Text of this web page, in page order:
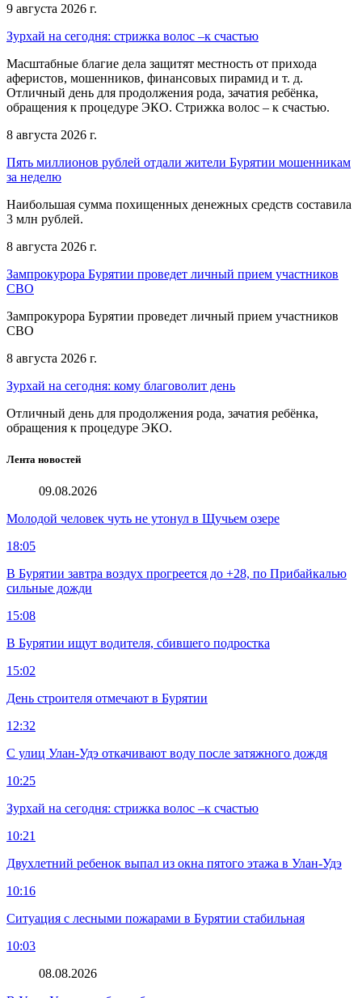
9 августа 2026 г.
Зурхай на сегодня: стрижка волос –к счастью
Масштабные благие дела защитят местность от прихода
аферистов, мошенников, финансовых пирамид и т. д.
Отличный день для продолжения рода, зачатия ребёнка,
обращения к процедуре ЭКО. Стрижка волос – к счастью.
8 августа 2026 г.
Пять миллионов рублей отдали жители Бурятии мошенникам
за неделю
Наибольшая сумма похищенных денежных средств составила
3 млн рублей.
8 августа 2026 г.
Зампрокурора Бурятии проведет личный прием участников
СВО
Зампрокурора Бурятии проведет личный прием участников
СВО
8 августа 2026 г.
Зурхай на сегодня: кому благоволит день
Отличный день для продолжения рода, зачатия ребёнка,
обращения к процедуре ЭКО.
Лента новостей
09.08.2026
Молодой человек чуть не утонул в Щучьем озере
18:05
В Бурятии завтра воздух прогреется до +28, по Прибайкалью
сильные дожди
15:08
В Бурятии ищут водителя, сбившего подростка
15:02
День строителя отмечают в Бурятии
12:32
С улиц Улан-Удэ откачивают воду после затяжного дождя
10:25
Зурхай на сегодня: стрижка волос –к счастью
10:21
Двухлетний ребенок выпал из окна пятого этажа в Улан-Удэ
10:16
Ситуация с лесными пожарами в Бурятии стабильная
10:03
08.08.2026